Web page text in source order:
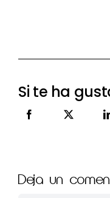
Si te ha
Deja un